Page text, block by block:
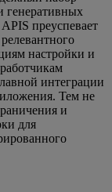
генеративных
преуспевает
настройки и
интеграции
Тем не
и
для